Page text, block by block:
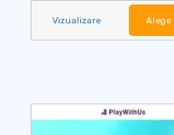
Vizualizare Alege